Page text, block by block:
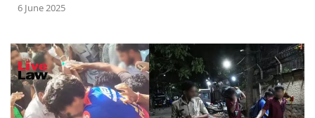
6 June 2025